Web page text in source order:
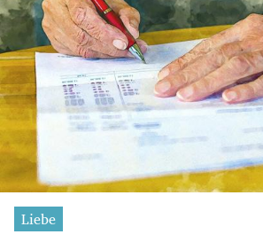
Liebe